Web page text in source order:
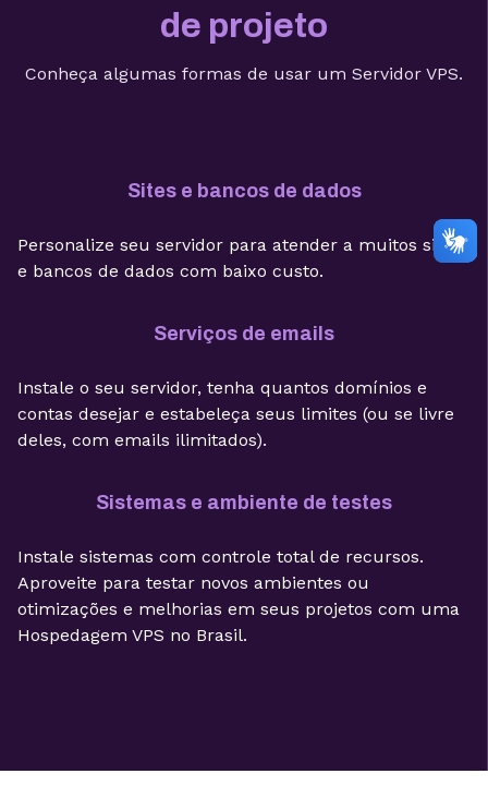
de projeto
Conheça algumas formas de usar um Servidor VPS.
Sites e bancos de dados
Personalize seu servidor para atender a muitos sites
e bancos de dados com baixo custo.
Serviços de emails
Instale o seu servidor, tenha quantos domínios e
contas desejar e estabeleça seus limites (ou se livre
deles, com emails ilimitados).
Sistemas e ambiente de testes
Instale sistemas com controle total de recursos.
Aproveite para testar novos ambientes ou
otimizações e melhorias em seus projetos com uma
Hospedagem VPS no Brasil.